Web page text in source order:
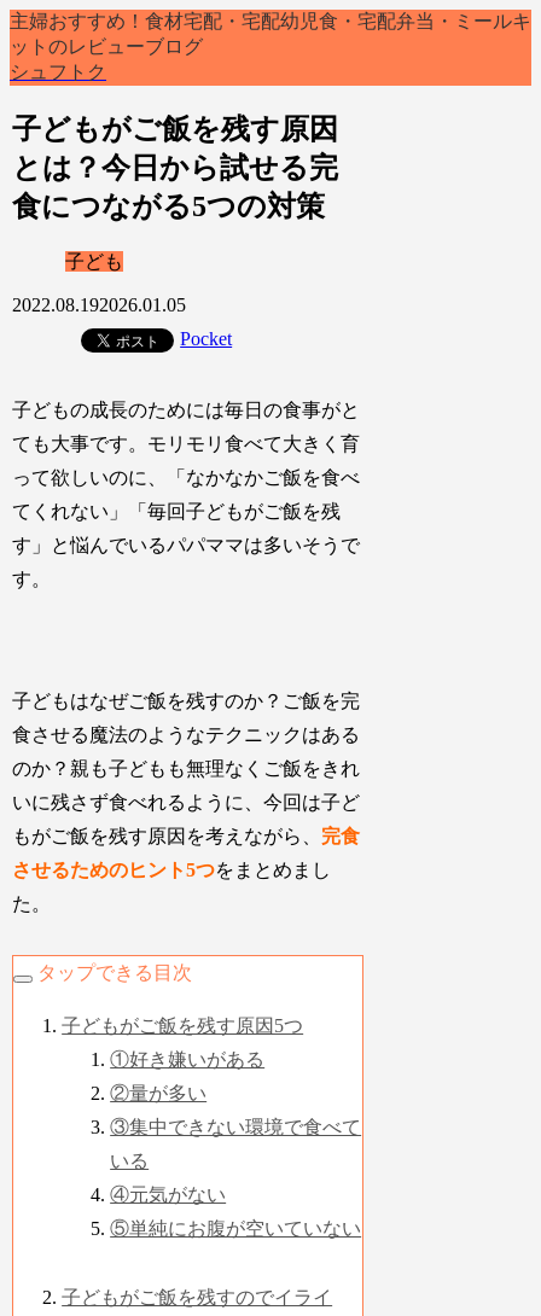
主婦おすすめ！食材宅配・宅配幼児食・宅配弁当・ミールキ
ットのレビューブログ
シュフトク
子どもがご飯を残す原因
とは？今日から試せる完
食につながる5つの対策
子ども
2022.08.192026.01.05
Pocket
子どもの成長のためには毎日の食事がと
ても大事です。モリモリ食べて大きく育
って欲しいのに、「なかなかご飯を食べ
てくれない」「毎回子どもがご飯を残
す」と悩んでいるパパママは多いそうで
す。
子どもはなぜご飯を残すのか？ご飯を完
食させる魔法のようなテクニックはある
のか？親も子どもも無理なくご飯をきれ
いに残さず食べれるように、今回は子ど
もがご飯を残す原因を考えながら、 完食
させるためのヒント5つをまとめまし
た。
タップできる目次
子どもがご飯を残す原因5つ
①好き嫌いがある
②量が多い
③集中できない環境で食べて
いる
④元気がない
⑤単純にお腹が空いていない
子どもがご飯を残すのでイライ